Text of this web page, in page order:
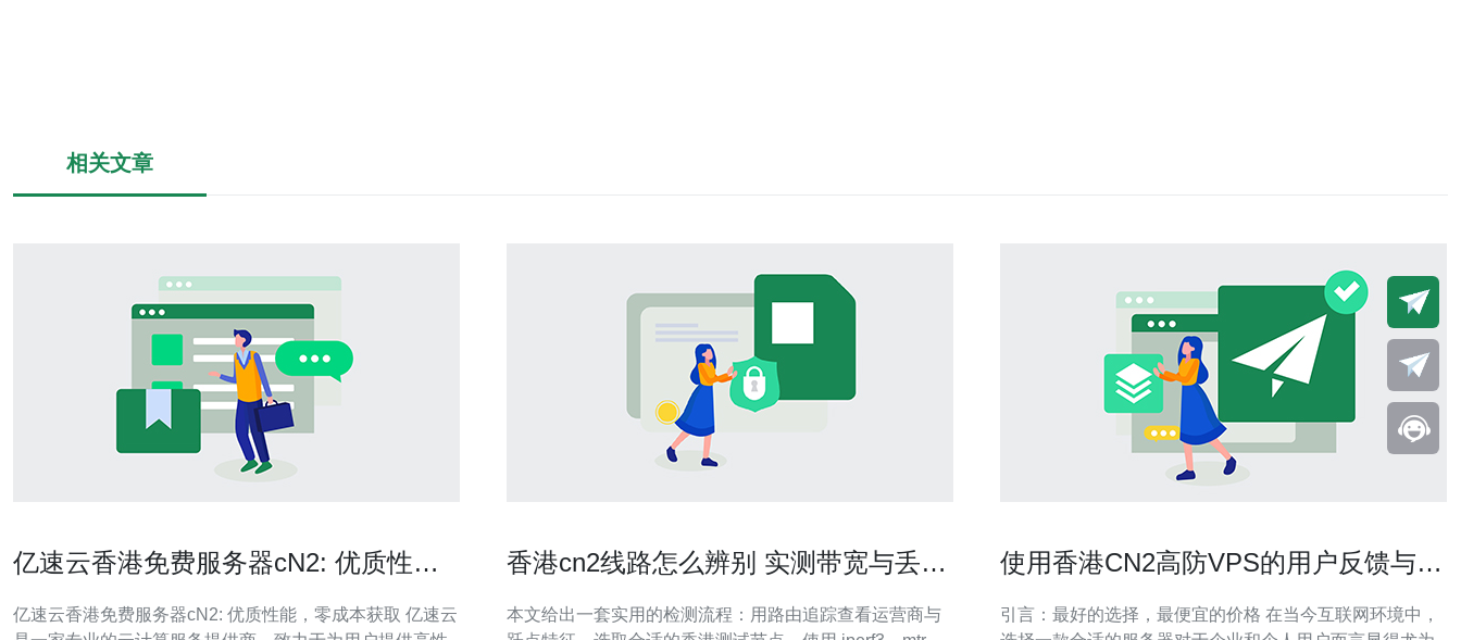
相关文章
亿速云香港免费服务器cN2: 优质性
亿速云香港免费服务器cN2: 优质性能，零成本获取 亿速云
香港cn2线路怎么辨别 实测带宽与丢包
本文给出一套实用的检测流程：用路由追踪查看运营商与
使用香港CN2高防VPS的用户反馈与建
引言：最好的选择，最便宜的价格 在当今互联网环境中，